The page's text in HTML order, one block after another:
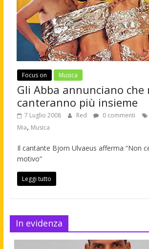
Focus on Musica
Gli Abba annunciano che
canteranno più insieme
7 Luglio 2008 Red 0 commenti
Mia, Musica
Il cantante Bjorn Ulvaeus afferma “Non ce
motivo”
Leggi tutto
In evidenza